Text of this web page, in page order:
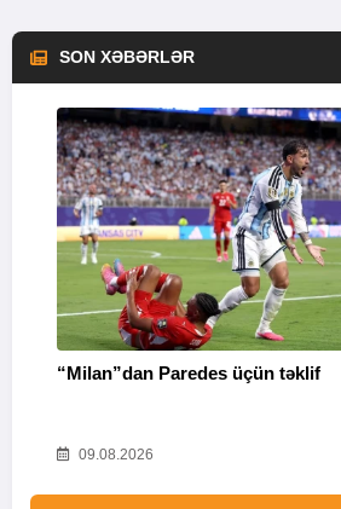
SON XƏBƏRLƏR
“Milan”dan Paredes üçün təklif
09.08.2026